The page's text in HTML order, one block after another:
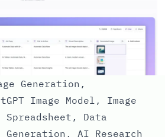
Generation,
Image Model, Image
Data
AI Research